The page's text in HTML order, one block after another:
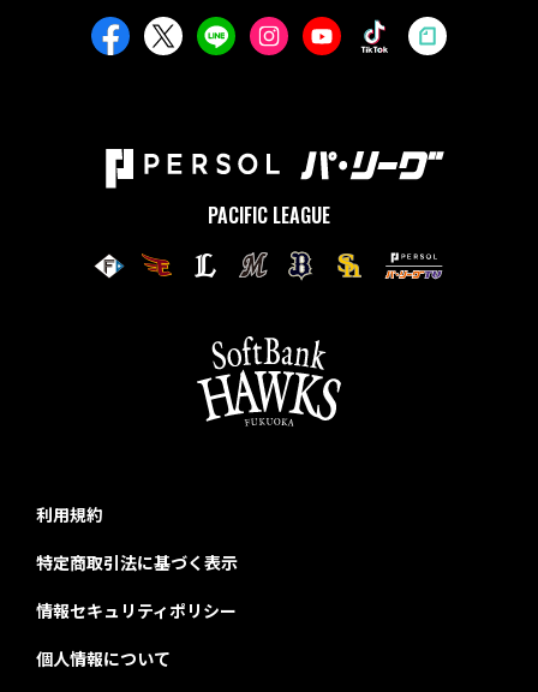
PACIFIC LEAGUE
利用規約
特定商取引法に基づく表示
情報セキュリティポリシー
個人情報について